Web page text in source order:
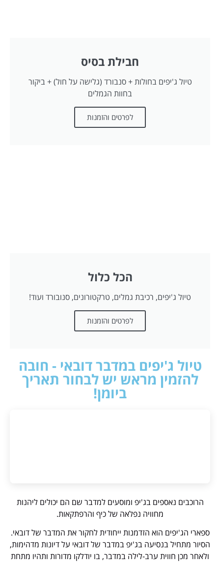
חבילת בסיס
טיול ג'יפים בחולות + סנבורד (גלישה על חול) + ביקור
בחוות הגמלים
לפרטים והזמנות
הכל כלול
טיול ג'יפים, רכיבת גמלים, טרקטורונים, סנובורד ועוד!
לפרטים והזמנות
טיול ג'יפים במדבר דובאי - חובה
להזמין מראש יש לבחור תאריך
ביומן!
הרוכבים נאספים בג'יפ ומוסעים למדבר שם הם יכולים ליהנות
מחוויה נפלאה של כיף והרפתקאות.
ספארי הג'יפים הוא הזדמנות ייחודית לחקור את המדבר של דובאי.
הסיור מתחיל בנסיעה בג'יפ במדבר של דובאי על דיונות מדהימות,
ולאחר מכן חווית ערב-לילה במדבר, בו יודלקו מדורות ותהיו מתחת